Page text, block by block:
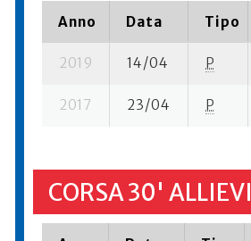
Anno Data Tipo
2019 14/04 P
2017 23/04 P
CORSA 30' ALLIEVI